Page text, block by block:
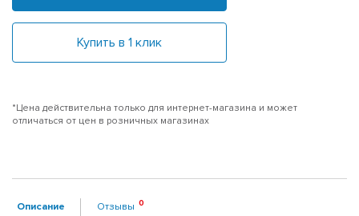
Купить в 1 клик
*Цена действительна только для интернет-магазина и может
отличаться от цен в розничных магазинах
Описание Отзывы